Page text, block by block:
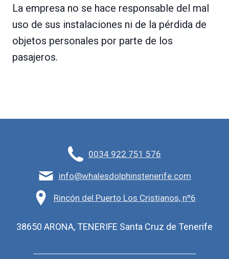
La empresa no se hace responsable del mal
uso de sus instalaciones ni de la pérdida de
objetos personales por parte de los
pasajeros.
0034 922 751 576
info@whalesdolphinstenerife.com
Rincón del Puerto Los Cristianos, nº6
38650 ARONA, TENERIFE Santa Cruz de Tenerife